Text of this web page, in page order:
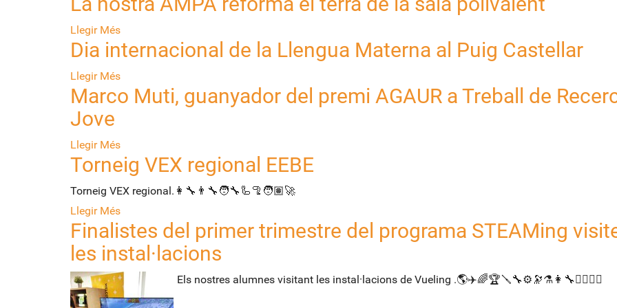
Llegir Més
Dia internacional de la Llengua Materna al Puig Castellar
Llegir Més
Marco Muti, guanyador del premi AGAUR a Treball de
Jove
Llegir Més
Torneig VEX regional EEBE
Torneig VEX regional.👩‍🔧​👨‍🔧​🧑‍🔧​🦾​🦿​🧑🏽‍🚀​
Llegir Més
Finalistes del primer trimestre del programa STEAMing
les instal·lacions
Els nostres alumnes visitant les instal·lacions de Vueling .🌎​✈️​🌈​🏆​🪛​🔧​⚙️​🔭​⚗️​👩‍🔧​👩‍✈️​👨‍✈️​